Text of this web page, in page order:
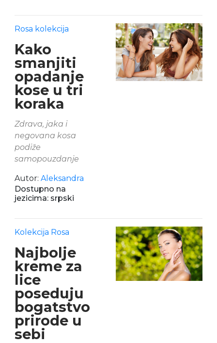
Rosa kolekcija
Kako
smanjiti
opadanje
kose u tri
koraka
Zdrava, jaka i
negovana kosa
podiže
samopouzdanje
Autor: Aleksandra
Dostupno na
jezicima: srpski
Kolekcija Rosa
Najbolje
kreme za
lice
poseduju
bogatstvo
prirode u
sebi